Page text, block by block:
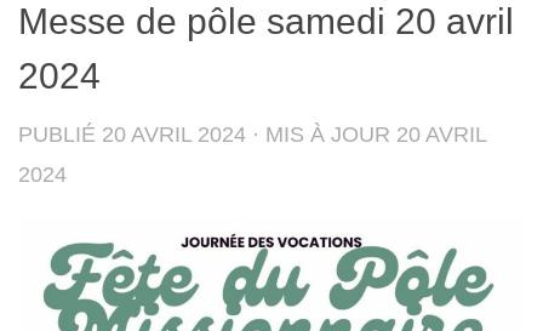
Messe de pôle samedi 20 avril
2024
PUBLIÉ 20 AVRIL 2024 · MIS À JOUR 20 AVRIL
2024